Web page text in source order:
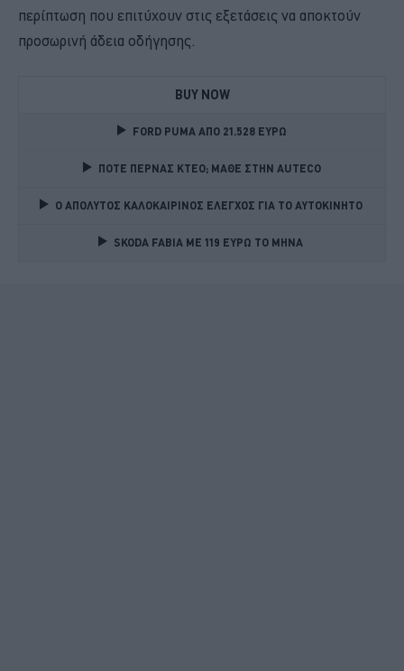
περίπτωση που επιτύχουν στις εξετάσεις να αποκτούν
προσωρινή άδεια οδήγησης.
BUY NOW
FORD PUMA ΑΠΟ 21.528 ΕΥΡΩ
ΠΟΤΕ ΠΕΡΝΑΣ ΚΤΕΟ; ΜΑΘΕ ΣΤΗΝ ΑUTECO
Ο ΑΠΟΛΥΤΟΣ ΚΑΛΟΚΑΙΡΙΝΟΣ ΕΛΕΓΧΟΣ ΓΙΑ ΤΟ ΑΥΤΟΚΙΝΗΤΟ
SKODA FABIA ME 119 ΕΥΡΩ ΤΟ ΜΗΝΑ